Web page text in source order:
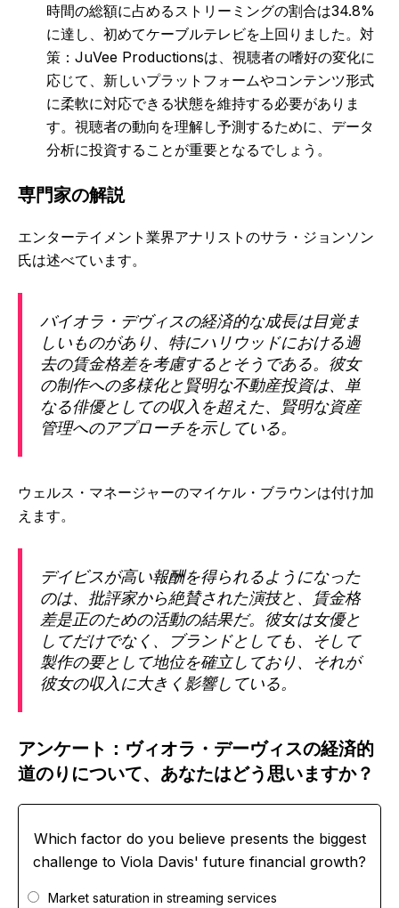
時間の総額に占めるストリーミングの割合は34.8%
に達し、初めてケーブルテレビを上回りました。対
策：JuVee Productionsは、視聴者の嗜好の変化に
応じて、新しいプラットフォームやコンテンツ形式
に柔軟に対応できる状態を維持する必要がありま
す。視聴者の動向を理解し予測するために、データ
分析に投資することが重要となるでしょう。
専門家の解説
エンターテイメント業界アナリストのサラ・ジョンソン
氏は述べています。
バイオラ・デヴィスの経済的な成長は目覚ま
しいものがあり、特にハリウッドにおける過
去の賃金格差を考慮するとそうである。彼女
の制作への多様化と賢明な不動産投資は、単
なる俳優としての収入を超えた、賢明な資産
管理へのアプローチを示している。
ウェルス・マネージャーのマイケル・ブラウンは付け加
えます。
デイビスが高い報酬を得られるようになった
のは、批評家から絶賛された演技と、賃金格
差是正のための活動の結果だ。彼女は女優と
してだけでなく、ブランドとしても、そして
製作の要として地位を確立しており、それが
彼女の収入に大きく影響している。
アンケート：ヴィオラ・デーヴィスの経済的
道のりについて、あなたはどう思いますか？
Which factor do you believe presents the biggest
challenge to Viola Davis' future financial growth?
Market saturation in streaming services